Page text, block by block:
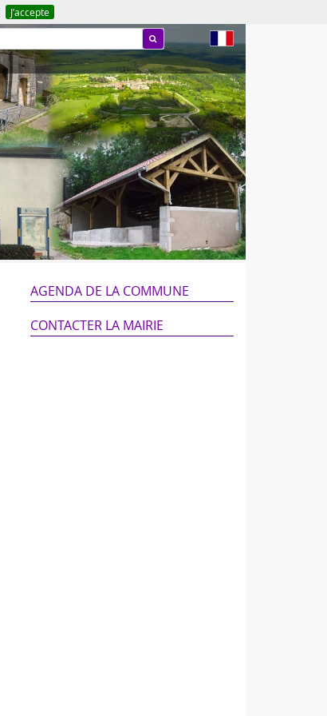
J’accepte
AGENDA DE LA COMMUNE
CONTACTER LA MAIRIE